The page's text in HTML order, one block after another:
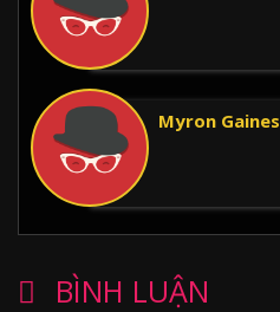
Myron Gaines
BÌNH LUẬN